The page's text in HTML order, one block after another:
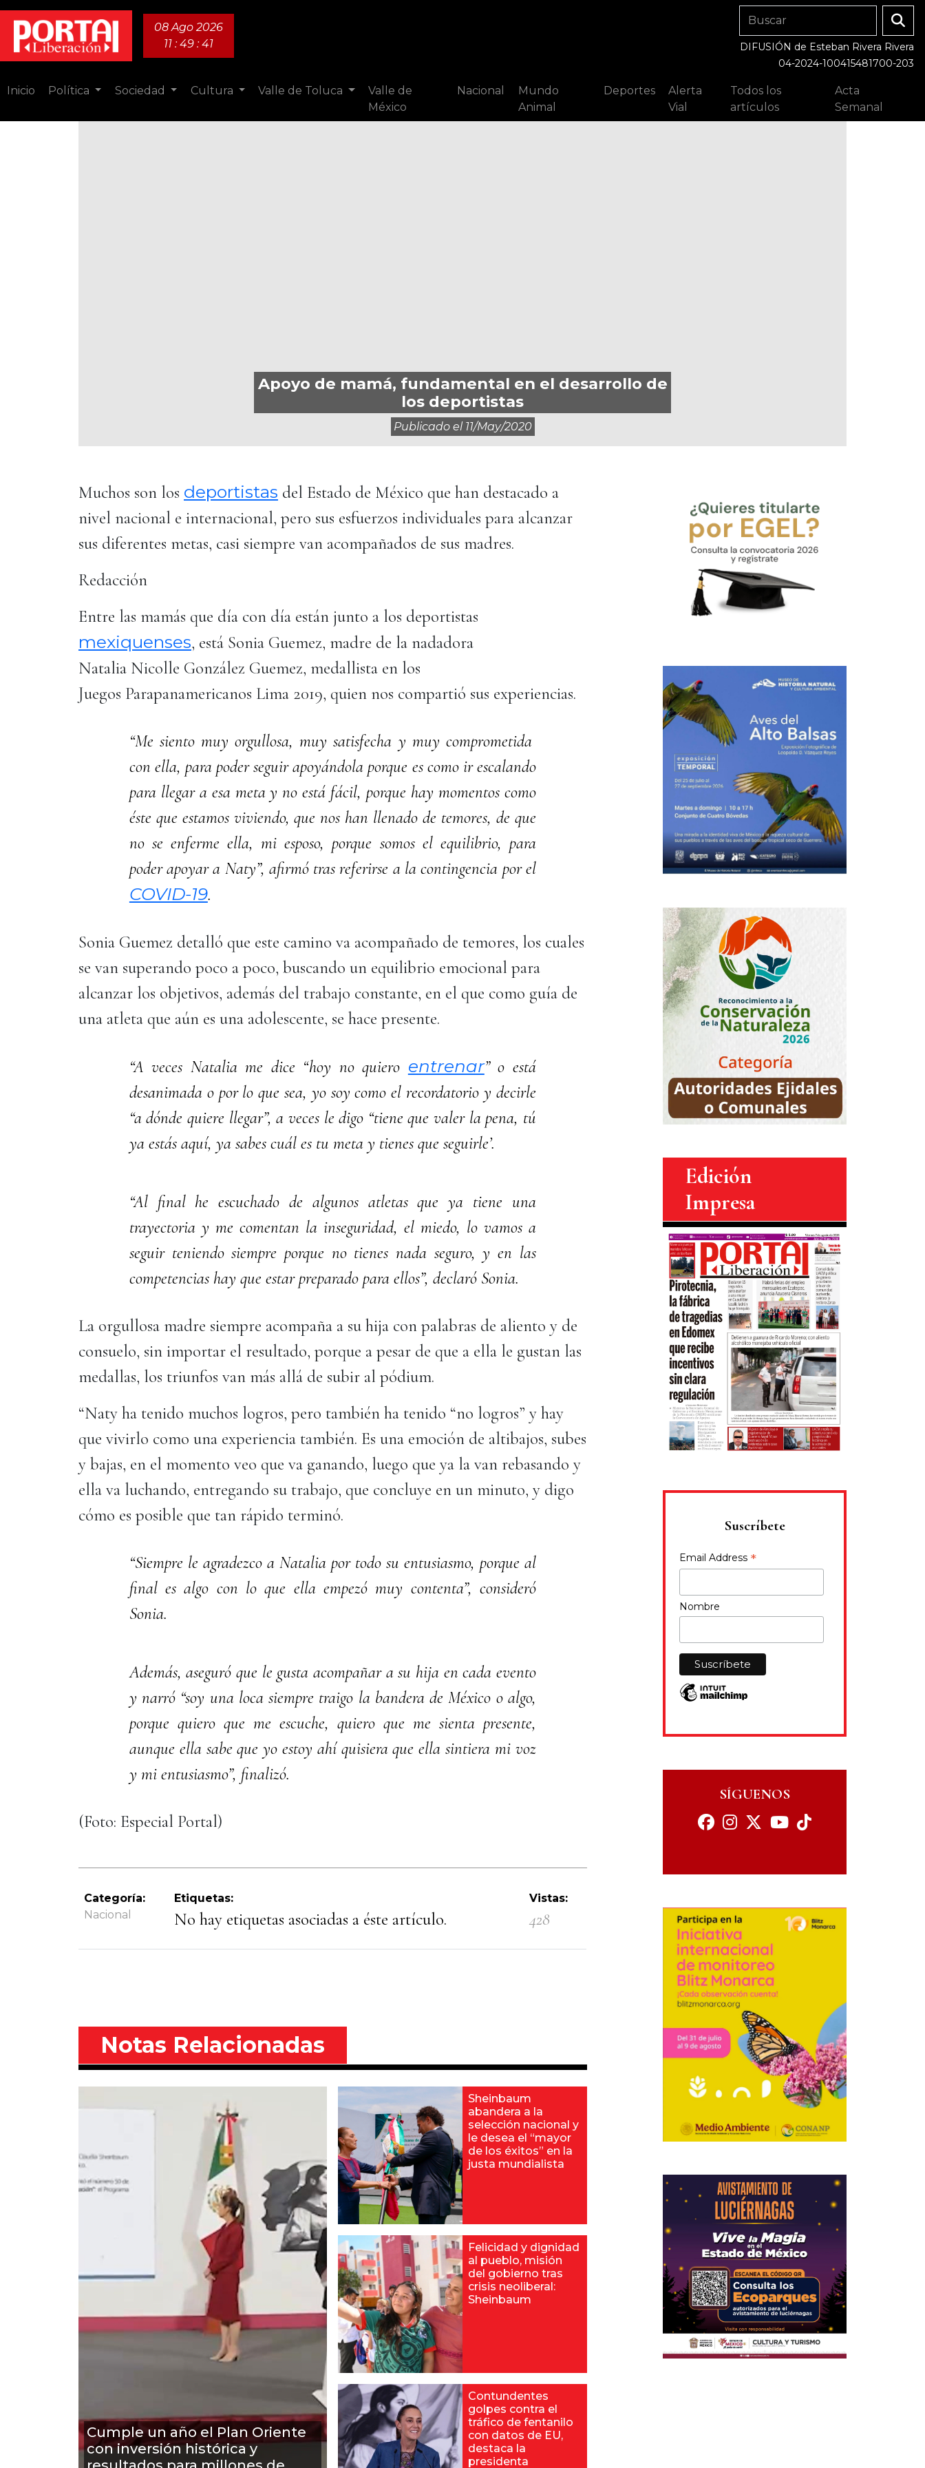
08 Ago 2026
11 : 49 : 42
DIFUSIÓN de Esteban Rivera Rivera
04-2024-100415481700-203
Inicio Política Sociedad Cultura Valle de Toluca
Valle de
México
Nacional
Mundo
Animal
Deportes
Alerta
Vial
Todos los
artículos
Acta
Semanal
Apoyo de mamá, fundamental en el desarrollo de
los deportistas
Publicado el 11/may/2020
Muchos son los deportistas del Estado de México que han destacado a
nivel nacional e internacional, pero sus esfuerzos individuales para alcanzar
sus diferentes metas, casi siempre van acompañados de sus madres.
Redacción
Entre las mamás que día con día están junto a los deportistas
mexiquenses, está Sonia Guemez, madre de la nadadora
Natalia Nicolle González Guemez, medallista en los
Juegos Parapanamericanos Lima 2019, quien nos compartió sus experiencias.
“Me siento muy orgullosa, muy satisfecha y muy comprometida
con ella, para poder seguir apoyándola porque es como ir escalando
para llegar a esa meta y no está fácil, porque hay momentos como
éste que estamos viviendo, que nos han llenado de temores, de que
no se enferme ella, mi esposo, porque somos el equilibrio, para
poder apoyar a Naty”, afirmó tras referirse a la contingencia por el
COVID-19.
Sonia Guemez detalló que este camino va acompañado de temores, los cuales
se van superando poco a poco, buscando un equilibrio emocional para
alcanzar los objetivos, además del trabajo constante, en el que como guía de
una atleta que aún es una adolescente, se hace presente.
“A veces Natalia me dice “hoy no quiero entrenar” o está
desanimada o por lo que sea, yo soy como el recordatorio y decirle
“a dónde quiere llegar”, a veces le digo “tiene que valer la pena, tú
ya estás aquí, ya sabes cuál es tu meta y tienes que seguirle’.
“Al final he escuchado de algunos atletas que ya tiene una
trayectoria y me comentan la inseguridad, el miedo, lo vamos a
seguir teniendo siempre porque no tienes nada seguro, y en las
competencias hay que estar preparado para ellos”, declaró Sonia.
La orgullosa madre siempre acompaña a su hija con palabras de aliento y de
consuelo, sin importar el resultado, porque a pesar de que a ella le gustan las
medallas, los triunfos van más allá de subir al pódium.
“Naty ha tenido muchos logros, pero también ha tenido “no logros” y hay
que vivirlo como una experiencia también. Es una emoción de altibajos, subes
y bajas, en el momento veo que va ganando, luego que ya la van rebasando y
ella va luchando, entregando su trabajo, que concluye en un minuto, y digo
cómo es posible que tan rápido terminó.
“Siempre le agradezco a Natalia por todo su entusiasmo, porque al
final es algo con lo que ella empezó muy contenta”, consideró
Sonia.
Además, aseguró que le gusta acompañar a su hija en cada evento
y narró “soy una loca siempre traigo la bandera de México o algo,
porque quiero que me escuche, quiero que me sienta presente,
aunque ella sabe que yo estoy ahí quisiera que ella sintiera mi voz
y mi entusiasmo”, finalizó.
(Foto: Especial Portal)
Categoría:
Nacional
Etiquetas:
No hay etiquetas asociadas a éste artículo.
Vistas:
428
Notas Relacionadas
Cumple un año el Plan Oriente
con inversión histórica y
Sheinbaum
abandera a la
selección nacional y
le desea el “mayor
de los éxitos” en la
justa mundialista
Felicidad y dignidad
al pueblo, misión
del gobierno tras
crisis neoliberal:
Sheinbaum
Contundentes
golpes contra el
tráfico de fentanilo
con datos de EU,
destaca la
presidenta
Edición
Impresa
Suscríbete
Email Address *
Nombre
SÍGUENOS